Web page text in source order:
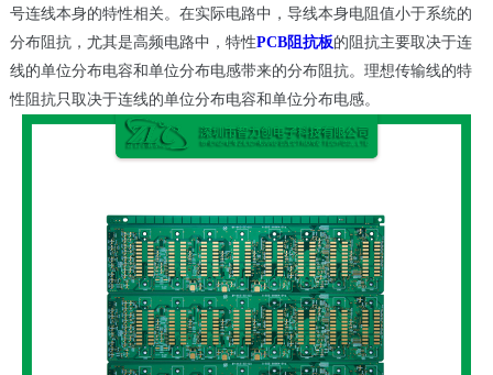
号连线本身的特性相关。在实际电路中，导线本身电阻值小于系统的
分布阻抗，尤其是高频电路中，特性PCB阻抗板的阻抗主要取决于连
线的单位分布电容和单位分布电感带来的分布阻抗。理想传输线的特
性阻抗只取决于连线的单位分布电容和单位分布电感。